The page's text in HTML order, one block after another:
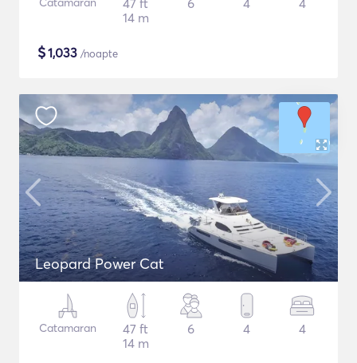
47 ft
14 m
6 4 4
$1,033 /noapte
Leopard Power Cat
Catamaran
47 ft
14 m
6 4 4